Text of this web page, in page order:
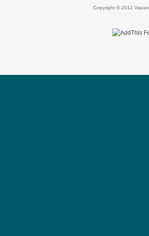
Copyright © 2012